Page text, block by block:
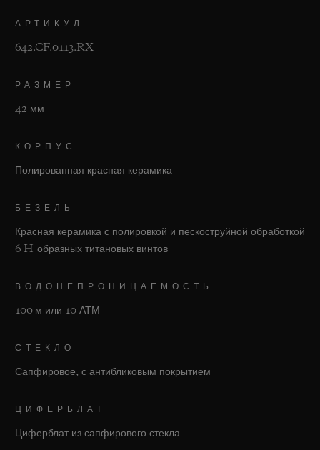
АРТИКУЛ
642.CF.0113.RX
РАЗМЕР
42 мм
КОРПУС
Полированная красная керамика
БЕЗЕЛЬ
Красная керамика с полировкой и пескоструйной обработкой
6 H-образных титановых винтов
ВОДОНЕПРОНИЦАЕМОСТЬ
100 м или 10 АТМ
СТЕКЛО
Сапфировое, с антибликовым покрытием
ЦИФЕРБЛАТ
Циферблат из сапфирового стекла